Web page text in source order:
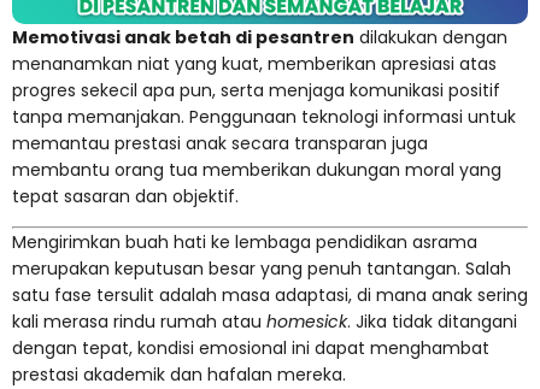
Memotivasi anak betah di pesantren dilakukan dengan
menanamkan niat yang kuat, memberikan apresiasi atas
progres sekecil apa pun, serta menjaga komunikasi positif
tanpa memanjakan. Penggunaan teknologi informasi untuk
memantau prestasi anak secara transparan juga
membantu orang tua memberikan dukungan moral yang
tepat sasaran dan objektif.
Mengirimkan buah hati ke lembaga pendidikan asrama
merupakan keputusan besar yang penuh tantangan. Salah
satu fase tersulit adalah masa adaptasi, di mana anak sering
kali merasa rindu rumah atau homesick. Jika tidak ditangani
dengan tepat, kondisi emosional ini dapat menghambat
prestasi akademik dan hafalan mereka.